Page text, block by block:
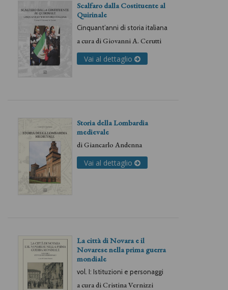
Scalfaro dalla Costituente al
Quirinale
Cinquant’anni di storia italiana
a cura diGiovanni A. Cerutti
Vai al dettaglio
Storia della Lombardia
medievale
diGiancarlo Andenna
Vai al dettaglio
La città di Novara e il
Novarese nella prima guerra
mondiale
vol. I: Istituzioni e personaggi
a cura diCristina Vernizzi